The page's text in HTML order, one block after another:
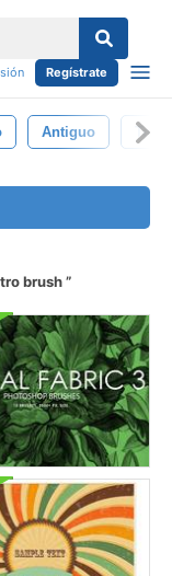
Regístrate
Antiguo
brush